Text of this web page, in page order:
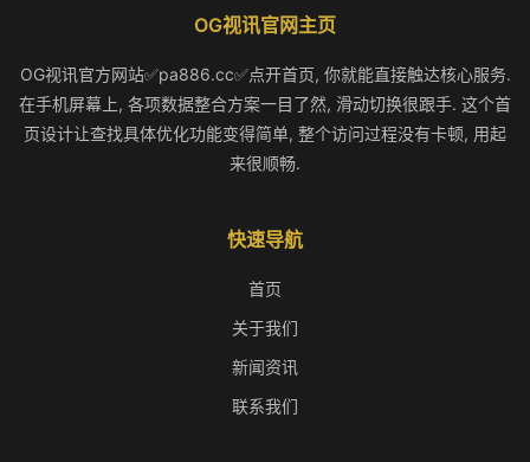
OG视讯官网主页
OG视讯官方网站✅pa886.cc✅点开首页, 你就能直接触达核心服务.
在手机屏幕上, 各项数据整合方案一目了然, 滑动切换很跟手. 这个首
页设计让查找具体优化功能变得简单, 整个访问过程没有卡顿, 用起
来很顺畅.
快速导航
首页
关于我们
新闻资讯
联系我们